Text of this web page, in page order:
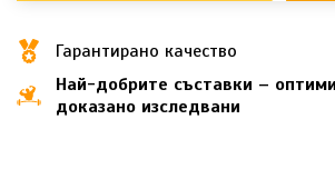
Гарантирано качество
Най-добрите съставки –
доказано изследвани